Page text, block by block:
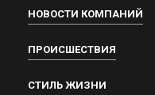
НОВОСТИ КОМПАНИЙ
ПРОИСШЕСТВИЯ
СТИЛЬ ЖИЗНИ